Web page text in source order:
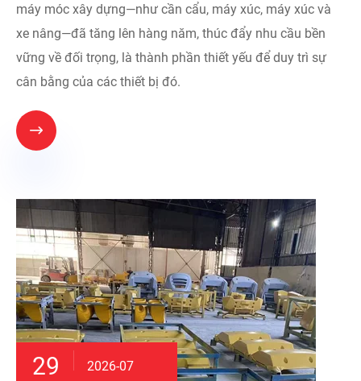
máy móc xây dựng—như cần cẩu, máy xúc, máy xúc và
xe nâng—đã tăng lên hàng năm, thúc đẩy nhu cầu bền
vững về đối trọng, là thành phần thiết yếu để duy trì sự
cân bằng của các thiết bị đó.

29 2026-07